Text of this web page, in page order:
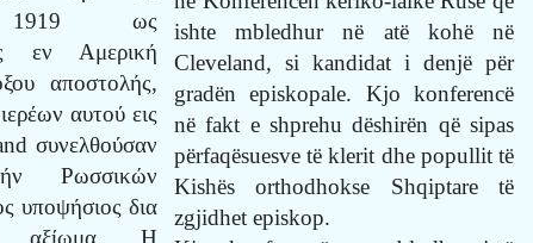
1919 ως
εν Αμερική
αποστολής,
αυτού εις
συνελθούσαν
Ρωσσικών
υποψήσιος δια
αξίωμα. Η
ishte mbledhur në atë kohë në
Cleveland, si kandidat i denjë për
gradën episkopale. Kjo konferencë
në fakt e shprehu dëshirën që sipas
përfaqësuesve të klerit dhe popullit të
Kishës orthodhokse Shqiptare të
zgjidhet episkop.